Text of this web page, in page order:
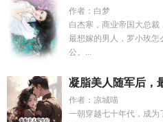
作者：白梦
白杰寒，商业帝国大总裁
最想嫁的男人，罗小玫
公。...
凝脂美人随军后，
作者：凉城喵
一朝穿越七十年代，成为